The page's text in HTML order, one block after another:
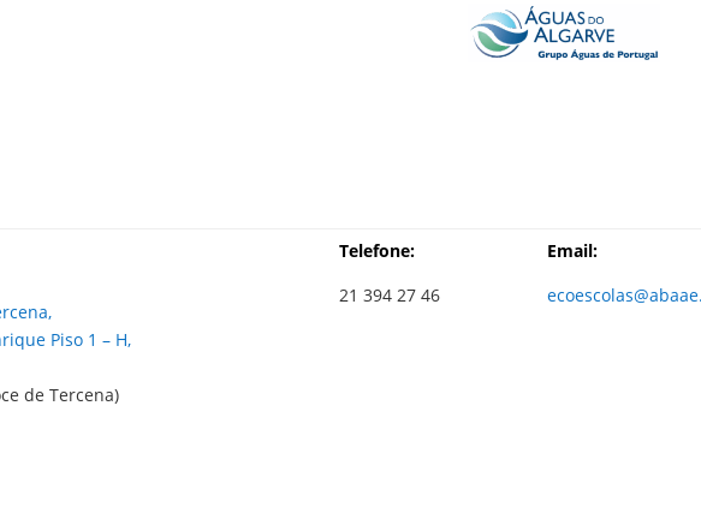
Piso 1 – H,
de Tercena)
Telefone:
21 394 27 46
Email: